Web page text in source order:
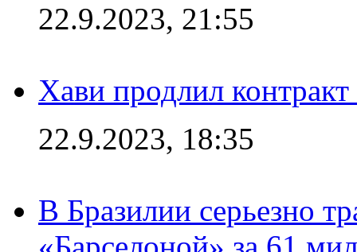
22.9.2023, 21:55
Хави продлил
22.9.2023, 18:35
В Бразилии серьезно